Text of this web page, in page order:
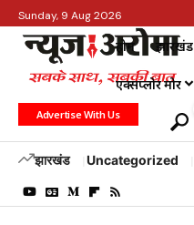
Sunday, 9 Aug 2026
होम झारखंड
एक्सप्लोर मोर
Advertise With Us
झारखंड Uncategorized